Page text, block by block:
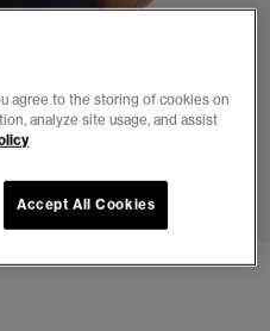
4 5 6
agree to the storing of cookies on
analyze site usage, and assist
Accept All Cookies